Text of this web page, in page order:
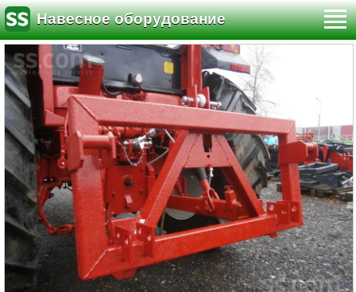
Навесное оборудование